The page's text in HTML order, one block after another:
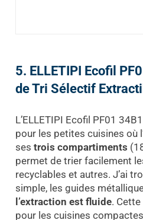
5. ELLETIPI Ecofil
de Tri Sélectif
L’ELLETIPI Ecofil PF01
pour les petites cuisines où
ses trois compartiments
permet de trier facilement
recyclables et autres. J’ai
simple, les guides
l’extraction est fluide.
pour les cuisines